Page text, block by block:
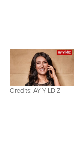
Credits: AY YILDIZ